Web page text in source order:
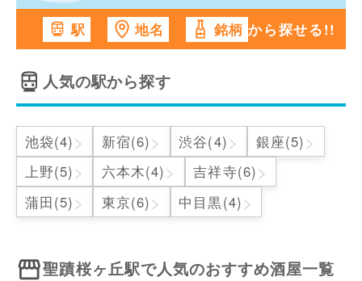
駅 地名 銘柄 から探せる!!
人気の駅から探す
池袋(4) > 新宿(6) > 渋谷(4) > 銀座(5) >
上野(5) > 六本木(4) > 吉祥寺(6) >
蒲田(5) > 東京(6) > 中目黒(4) >
聖蹟桜ヶ丘駅で人気のおすすめ酒屋一覧